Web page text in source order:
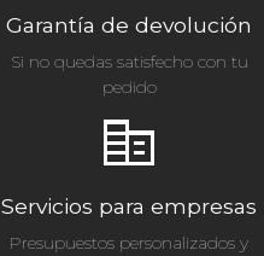
Garantía de devolución
Si no quedas satisfecho con tu
pedido
corporate_fare
Servicios para empresas
Presupuestos personalizados y